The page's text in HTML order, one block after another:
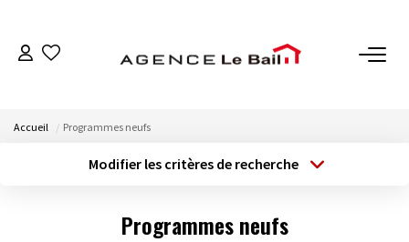
Accueil Programmes neufs
Modifier les critères de recherche
Programmes neufs